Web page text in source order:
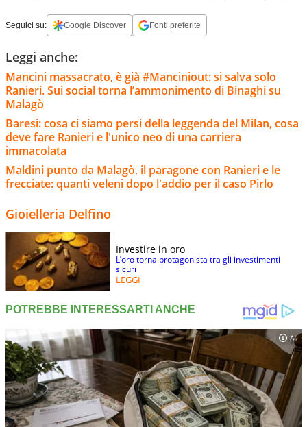
Seguici su: Google Discover Fonti preferite
Leggi anche:
Mancini massacrato, è già #Manciniout: si salva solo
Ranieri. Sui social torna l’ammonimento di Binaghi su
Malagò
Baresi: cosa ci siamo persi della leggenda del Milan, cosa
deve fare Ranieri e l'unico neo di una carriera
immacolata
Maldini punto da Malagò, il paragone con Ranieri e le
frecciate: quanti veleni dopo l'addio per il caso Pirlo
Gioielleria Delfino
Investire in oro
L’oro torna protagonista tra gli investimenti
sicuri
LEGGI